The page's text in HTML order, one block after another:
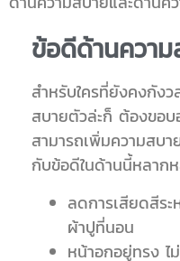
ข้อดีด้านควา
สำหรับใครที่ยังคงกังว
สบายตัวล่ะก็ ต้องขอบ
สามารถเพิ่มความสบ
กับข้อดีในด้านนี้หลากห
ลดการเสียดสีร
ผ้าปูที่นอน
หน้าอกอยู่ทรง ไ